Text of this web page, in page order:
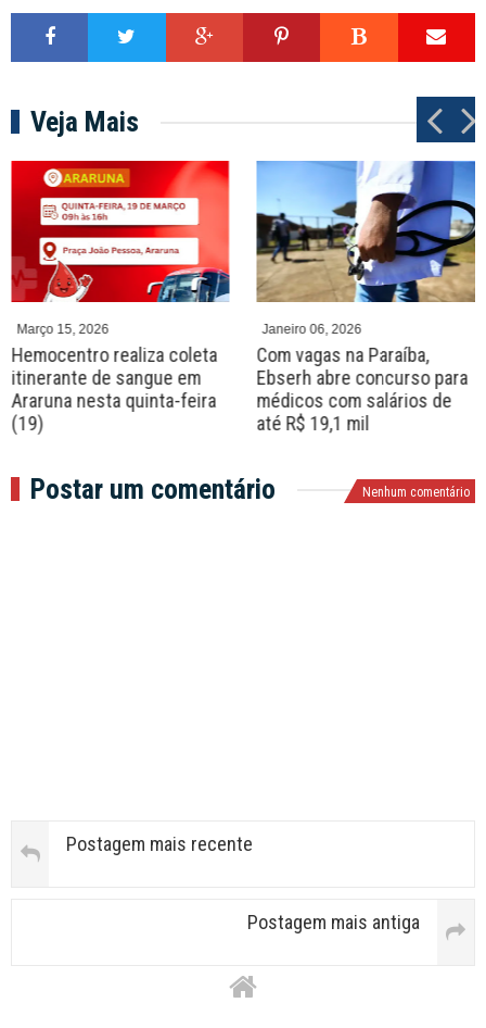
Veja Mais
Março 15, 2026
Hemocentro realiza coleta
itinerante de sangue em
Araruna nesta quinta-feira
(19)
Janeiro 06, 2026
Com vagas na Paraíba,
Ebserh abre concurso para
médicos com salários de
até R$ 19,1 mil
P
r
e
v
N
e
x
t
Postar um comentário Nenhum comentário
Postagem mais recente
Postagem mais antiga